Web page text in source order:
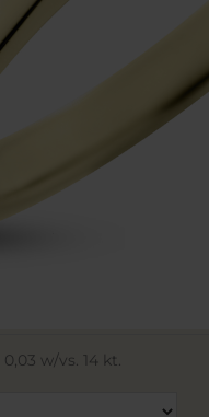
w/vs. 14 kt.